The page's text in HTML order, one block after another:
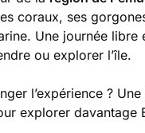
coraux, ses
Une journée libre
ou explorer l’île.
l’expérience ? Une
explorer davantage